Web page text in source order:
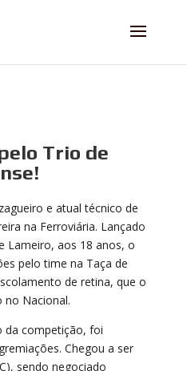
Trio de
e atual técnico de
na Ferroviária. Lançado
Lameiro, aos 18 anos, o
pelo time na Taça de
de retina, que o
no Nacional.
da competição, foi
Chegou a ser
sendo negociado